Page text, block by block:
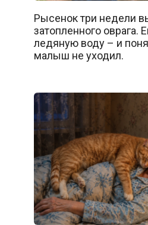
Рысенок три недели
затопленного оврага.
ледяную воду – и
малыш не уходил.